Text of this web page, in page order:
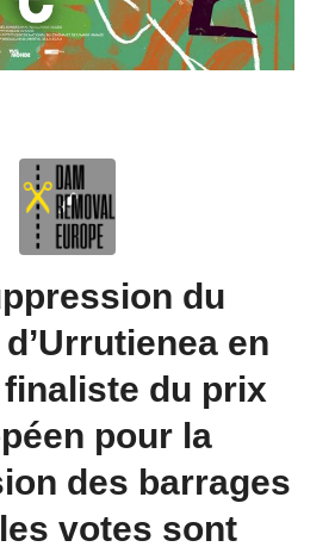
du
en
finaliste du prix
pour la
des barrages
votes sont